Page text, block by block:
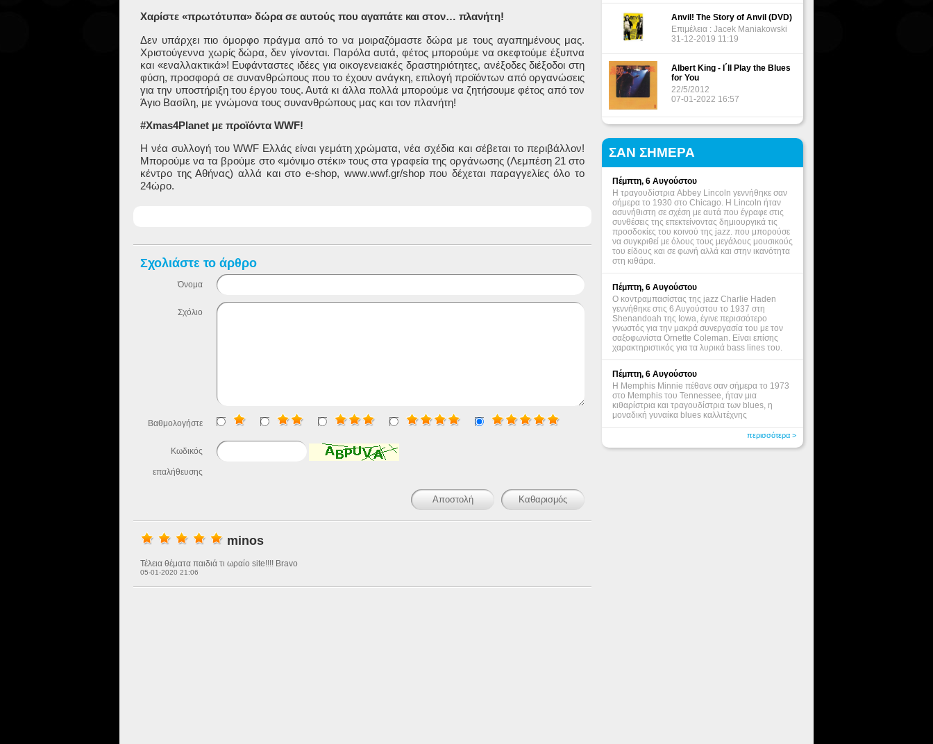
Χαρίστε «πρωτότυπα» δώρα σε αυτούς που αγαπάτε και στον… πλανήτη!
Δεν υπάρχει πιο όμορφο πράγμα από το να μοιραζόμαστε δώρα με τους αγαπημένους μας.
Χριστούγεννα χωρίς δώρα, δεν γίνονται. Παρόλα αυτά, φέτος μπορούμε να σκεφτούμε έξυπνα
και «εναλλακτικά»! Ευφάνταστες ιδέες για οικογενειακές δραστηριότητες, ανέξοδες διέξοδοι στη
φύση, προσφορά σε συνανθρώπους που το έχουν ανάγκη, επιλογή προϊόντων από οργανώσεις
για την υποστήριξη του έργου τους. Αυτά κι άλλα πολλά μπορούμε να ζητήσουμε φέτος από τον
Άγιο Βασίλη, με γνώμονα τους συνανθρώπους μας και τον πλανήτη!
#Xmas4Planet με προϊόντα WWF!
Η νέα συλλογή του WWFΕλλάς είναι γεμάτη χρώματα, νέα σχέδια και σέβεται το περιβάλλον!
Μπορούμε να τα βρούμε στο «μόνιμο στέκι» τους στα γραφεία της οργάνωσης (Λεμπέση 21 στο
κέντρο της Αθήνας) αλλά και στο e-shop, www.wwf.gr/shopπου δέχεται παραγγελίες όλο το
24ώρο.
Σχολιάστε το άρθρο
Όνομα
Σχόλιο
Βαθμολογήστε
Κωδικός
επαλήθευσης
minos
Τέλεια θέματα παιδιά τι ωραίο site!!!! Bravo
05-01-2020 21:06
Anvil! The Story of Anvil (DVD)
Επιμέλεια : Jacek Maniakowski
31-12-2019 11:19
Albert King - I΄ll Play the Blues
for You
22/5/2012
07-01-2022 16:57
ΣΑΝ ΣΗΜΕΡΑ
Πέμπτη, 6 Αυγούστου
Η τραγουδίστρια Abbey Lincoln γεννήθηκε σαν
σήμερα το 1930 στο Chicago. Η Lincoln ήταν
ασυνήθιστη σε σχέση με αυτά που έγραφε στις
συνθέσεις της επεκτείνοντας δημιουργικά τις
προσδοκίες του κοινού της jazz. που μπορούσε
να συγκριθεί με όλους τους μεγάλους μουσικούς
του είδους και σε φωνή αλλά και στην ικανότητα
στη κιθάρα.
Πέμπτη, 6 Αυγούστου
Ο κοντραμπασίστας της jazz Charlie Haden
γεννήθηκε στις 6 Αυγούστου το 1937 στη
Shenandoah της Iowa, έγινε περισσότερο
γνωστός για την μακρά συνεργασία του με τον
σαξοφωνίστα Ornette Coleman. Είναι επίσης
χαρακτηριστικός για τα λυρικά bass lines του.
Πέμπτη, 6 Αυγούστου
Η Memphis Minnie πέθανε σαν σήμερα το 1973
στο Memphis του Tennessee, ήταν μια
κιθαρίστρια και τραγουδίστρια των blues, η
μοναδική γυναίκα blues καλλιτέχνης
περισσότερα >